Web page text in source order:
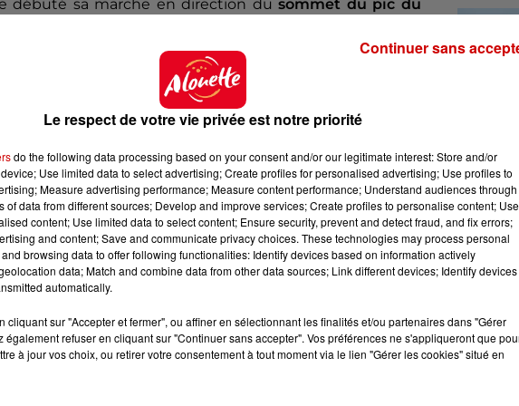
débuté sa marche en direction dusommet du pic du
par le
sur son chemin, avait téléphoné à ses
demander de venir le chercher au point de départ, alors
au point de rendez-vous.
Hautes-Pyrénées et lesnombreuses recherches
rien donné.
avaient entretenu l’espoir, mais elles s’étaient révélées
de Saint-Lary-Soulan. Ses parents étaient revenus un an
du sentier de randonnée du Péguère.
Le respect de votre vie privée est notre priorité
do the following data processing based on your consent and/or our legitimate interest: Store and/or
Use limited data to select advertising; Create profiles for personalised advertising; Use profiles to
Measure advertising performance; Measure content performance; Understand audiences through
of data from different sources; Develop and improve services; Create profiles to personalise content; Use
content; Use limited data to select content; Ensure security, prevent and detect fraud, and fix errors;
and content; Save and communicate privacy choices. These technologies may process personal
browsing data to offer following functionalities: Identify devices based on information actively
data; Match and combine data from other data sources; Link different devices; Identify devices
automatically.
cliquant sur "Accepter et fermer", ou affiner en sélectionnant les finalités et/ou partenaires dans "Gérer
également refuser en cliquant sur "Continuer sans accepter". Vos préférences ne s'appliqueront que
à jour vos choix, ou retirer votre consentement à tout moment via le lien "Gérer les cookies" situé en
Continuer sans